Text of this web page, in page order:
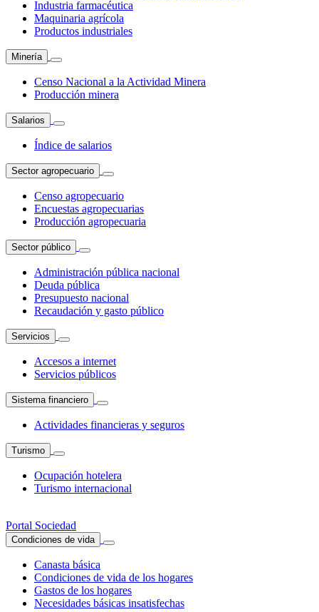
Industria farmacéutica
Maquinaria agrícola
Productos industriales
Minería
Censo Nacional a la Actividad Minera
Producción minera
Salarios
Índice de salarios
Sector agropecuario
Censo agropecuario
Encuestas agropecuarias
Producción agropecuaria
Sector público
Administración pública nacional
Deuda pública
Presupuesto nacional
Recaudación y gasto público
Servicios
Accesos a internet
Servicios públicos
Sistema financiero
Actividades financieras y seguros
Turismo
Ocupación hotelera
Turismo internacional
Portal Sociedad
Condiciones de vida
Canasta básica
Condiciones de vida de los hogares
Gastos de los hogares
Necesidades básicas insatisfechas